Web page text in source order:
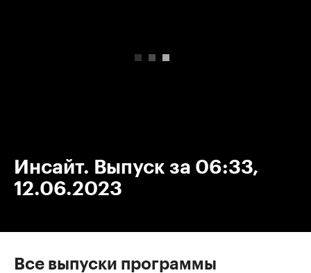
Инсайт. Выпуск за 06:33,
12.06.2023
Все выпуски программы